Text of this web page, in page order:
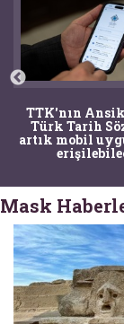
TTK'nın
Türk Tarih
artık mobil
Mask